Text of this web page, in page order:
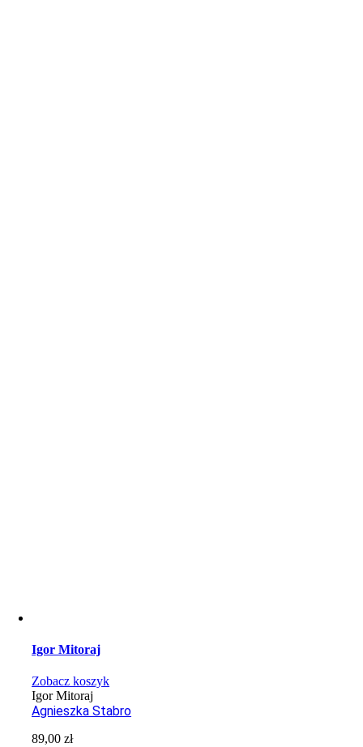
Igor Mitoraj
Zobacz koszyk
Igor Mitoraj
Agnieszka Stabro
89,00zł